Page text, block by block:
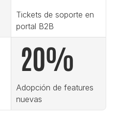
Tickets de soporte en
portal B2B
20%
Adopción de features
nuevas